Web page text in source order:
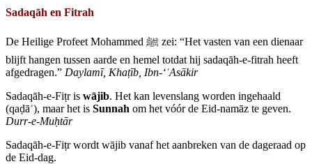
Sadaqāh en Fitrah
De Heilige Profeet Mohammed ﷺ zei: “Het vasten van een dienaar
blijft hangen tussen aarde en hemel totdat hij sadaqāh‑e‑fitrah heeft
afgedragen.” Daylamī, Khaṭīb, Ibn‑‘ʿAsākir
Sadaqāh‑e‑Fiṭr is wājib. Het kan levenslang worden ingehaald
(qaḍāʾ), maar het is Sunnah om het vóór de Eid‑namāz te geven.
Durr‑e‑Muḥtār
Sadaqāh‑e‑Fiṭr wordt wājib vanaf het aanbreken van de dageraad op
de Eid‑dag.